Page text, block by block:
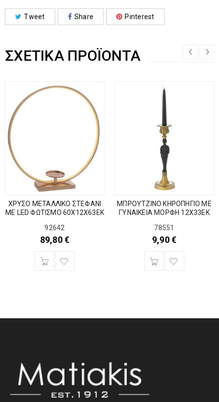
Tweet Share Pinterest
ΣΧΕΤΙΚΆ ΠΡΟΪΌΝΤΑ
ΧΡΥΣΟ ΜΕΤΑΛΛΙΚΟ ΣΤΕΦΑΝΙ
ΜΕ LED ΦΩΤΙΣΜΟ 60Χ12Χ63ΕΚ
92642
89,80€
ΜΠΡΟΥΤΖΙΝΟ ΚΗΡΟΠΗΓΙΟ ΜΕ
ΓΥΝΑΙΚΕΙΑ ΜΟΡΦΗ 12Χ33ΕΚ
78551
9,90€